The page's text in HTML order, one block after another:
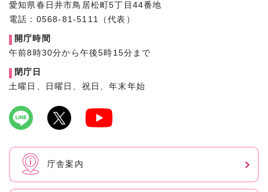
愛知県春日井市鳥居松町5丁目44番地
電話：0568-81-5111（代表）
開庁時間
午前8時30分から午後5時15分まで
閉庁日
土曜日、日曜日、祝日、年末年始
庁舎案内